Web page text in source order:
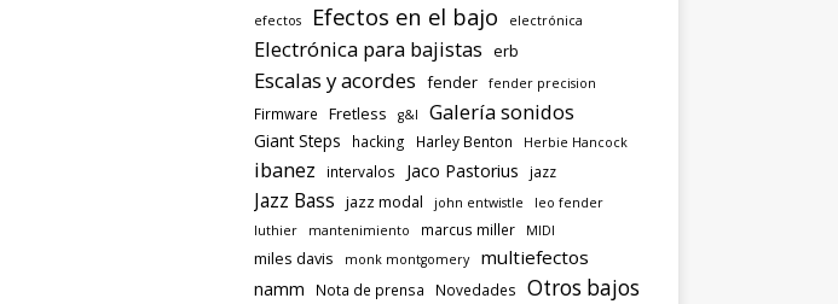
efectos Efectos en el bajo electrónica
Electrónica para bajistas erb
Escalas y acordes fender fender precision
Firmware Fretless g&l Galería sonidos
Giant Steps hacking Harley Benton Herbie Hancock
ibanez intervalos Jaco Pastorius jazz
Jazz Bass jazz modal john entwistle
leo fender
luthier
mantenimiento marcus miller MIDI
miles davis monk montgomery multiefectos
namm Nota de prensa Novedades Otros bajos